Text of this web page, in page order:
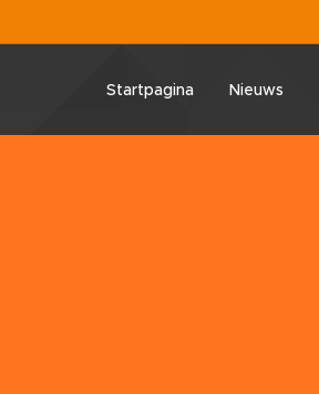
Startpagina Nieuws